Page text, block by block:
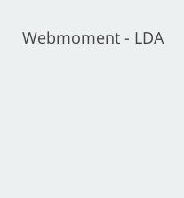
Webmoment - LDA